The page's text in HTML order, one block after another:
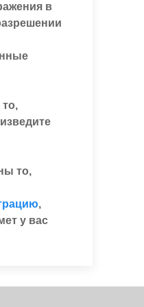
в
то,
,
у вас